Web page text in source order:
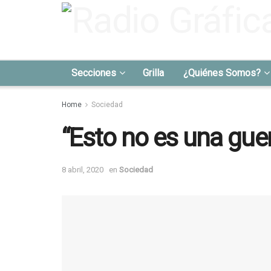
Secciones Grilla ¿Quiénes Somos?
Home Sociedad
“Esto no es una
8 abril, 2020 en Sociedad